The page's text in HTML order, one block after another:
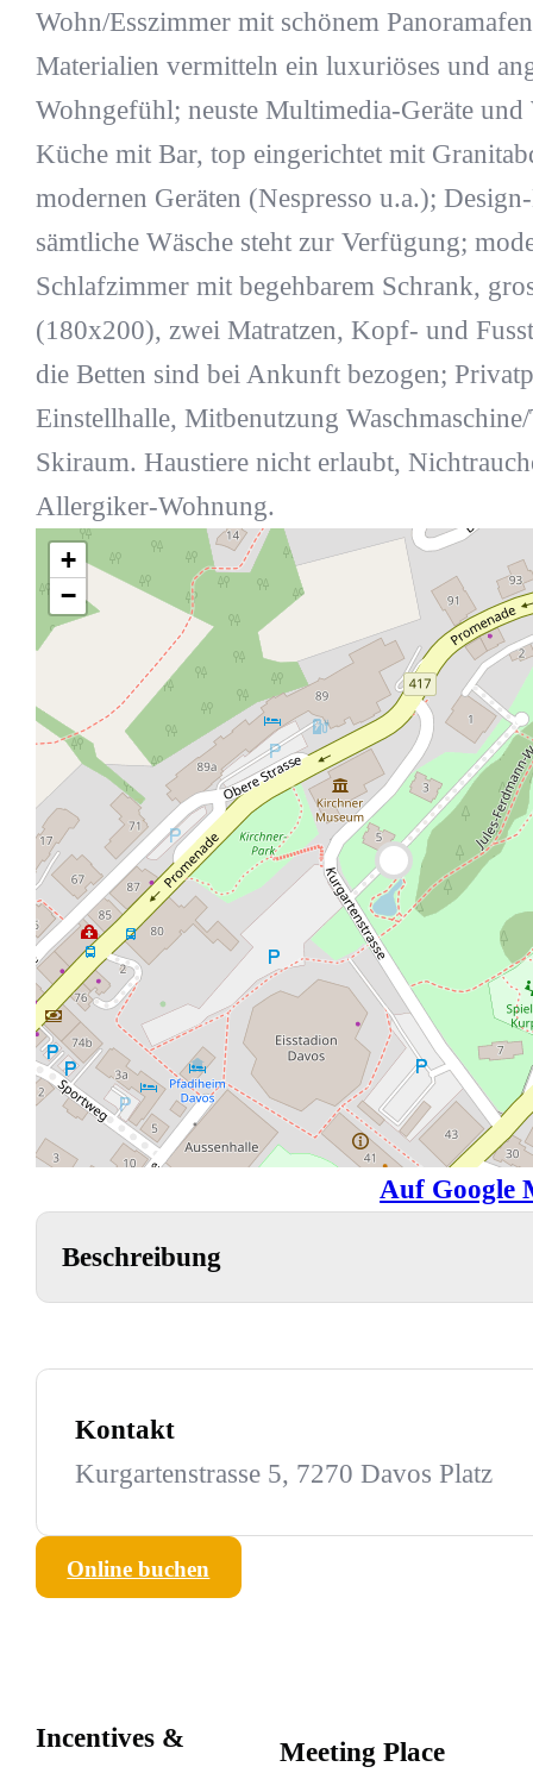
Wohn/Esszimmer mit schönem
Materialien vermitteln ein luxuriöses und
Wohngefühl; neuste Multimedia-Geräte
Küche mit Bar, top eingerichtet mit
modernen Geräten (Nespresso u.a.);
sämtliche Wäsche steht zur Verfügung;
Schlafzimmer mit begehbarem Schrank,
(180x200), zwei Matratzen, Kopf- und
die Betten sind bei Ankunft bezogen;
Einstellhalle, Mitbenutzung
Skiraum. Haustiere nicht erlaubt,
Allergiker-Wohnung.
+
−
Auf Google
Beschreibung
Kontakt
Kurgartenstrasse 5, 7270 Davos Platz
Online buchen
Incentives &
Meeting Place